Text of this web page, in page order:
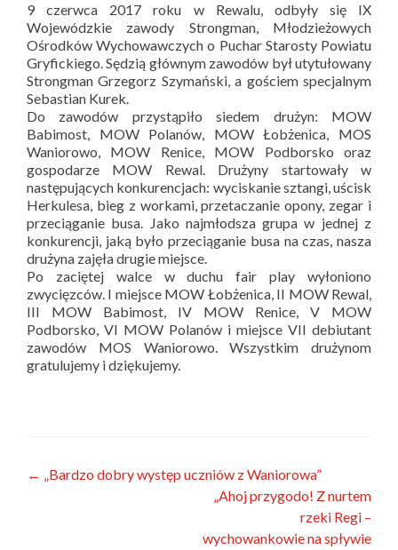
9 czerwca 2017 roku w Rewalu, odbyły się IX
Wojewódzkie zawody Strongman, Młodzieżowych
Ośrodków Wychowawczych o Puchar Starosty Powiatu
Gryfickiego. Sędzią głównym zawodów był utytułowany
Strongman Grzegorz Szymański, a gościem specjalnym
Sebastian Kurek.
Do zawodów przystąpiło siedem drużyn: MOW
Babimost, MOW Polanów, MOW Łobżenica, MOS
Waniorowo, MOW Renice, MOW Podborsko oraz
gospodarze MOW Rewal. Drużyny startowały w
następujących konkurencjach: wyciskanie sztangi, uścisk
Herkulesa, bieg z workami, przetaczanie opony, zegar i
przeciąganie busa. Jako najmłodsza grupa w jednej z
konkurencji, jaką było przeciąganie busa na czas, nasza
drużyna zajęła drugie miejsce.
Po zaciętej walce w duchu fair play wyłoniono
zwycięzców. I miejsce MOW Łobżenica, II MOW Rewal,
III MOW Babimost, IV MOW Renice, V MOW
Podborsko, VI MOW Polanów i miejsce VII debiutant
zawodów MOS Waniorowo. Wszystkim drużynom
gratulujemy i dziękujemy.
Zobacz
← „Bardzo dobry występ uczniów z Waniorowa”
„Ahoj przygodo! Z nurtem
rzeki Regi –
wychowankowie na spływie